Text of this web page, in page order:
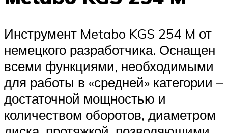
Инструмент Metabo KGS 254 M от
немецкого разработчика. Оснащен
всеми функциями, необходимыми
для работы в «средней» категории –
достаточной мощностью и
количеством оборотов, диаметром